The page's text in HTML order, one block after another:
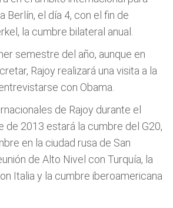
Berlín, el día 4, con el fin de
la cumbre bilateral anual.
semestre del año, aunque en
Rajoy realizará una visita a la
con Obama.
de Rajoy durante el
de 2013 estará la cumbre del G20,
en la ciudad rusa de San
de Alto Nivel con Turquía, la
Italia y la cumbre iberoamericana